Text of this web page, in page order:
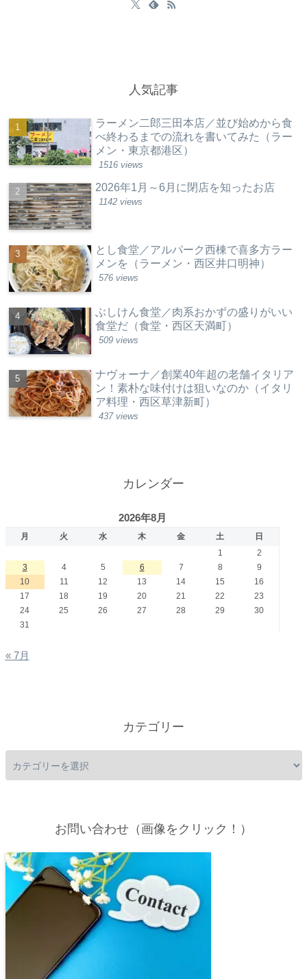
人気記事
ラーメン二郎三田本店／並び始めから食
べ終わるまでの流れを書いてみた（ラー
メン・東京都港区）
1516 views
2026年1月～6月に閉店を知ったお店
1142 views
とし食堂／アルパーク西棟で喜多方ラー
メンを（ラーメン・西区井口明神）
576 views
ぶしけん食堂／肉系おかずの盛りがいい
食堂だ（食堂・西区天満町）
509 views
ナヴォーナ／創業40年超の老舗イタリア
ン！素朴な味付けは狙いなのか（イタリ
ア料理・西区草津新町）
437 views
カレンダー
2026年8月
月 火 水 木 金 土
日
1
2
3
4 5 6 7 8
9
10
11 12 13 14 15
16
17
18 19 20 21 22
23
24
25 26 27 28 29
30
31
« 7月
カテゴリー
お問い合わせ（画像をクリック！）